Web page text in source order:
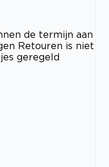
de termijn aan
Retouren is niet
geregeld